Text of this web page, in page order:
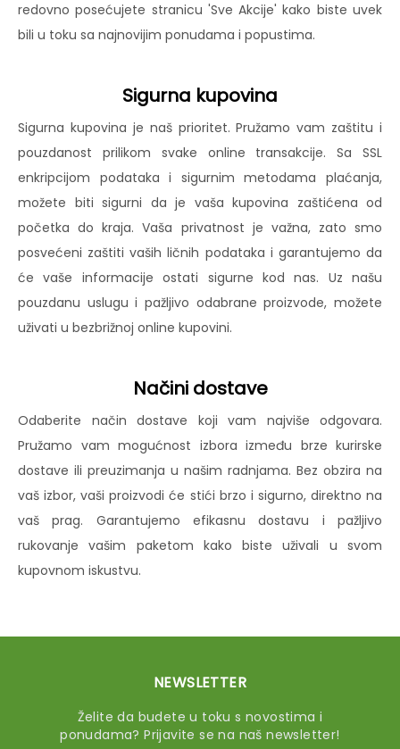
redovno posećujete stranicu 'Sve Akcije' kako biste uvek
bili u toku sa najnovijim ponudama i popustima.
Sigurna kupovina
Sigurna kupovina je naš prioritet. Pružamo vam zaštitu i
pouzdanost prilikom svake online transakcije. Sa SSL
enkripcijom podataka i sigurnim metodama plaćanja,
možete biti sigurni da je vaša kupovina zaštićena od
početka do kraja. Vaša privatnost je važna, zato smo
posvećeni zaštiti vaših ličnih podataka i garantujemo da
će vaše informacije ostati sigurne kod nas. Uz našu
pouzdanu uslugu i pažljivo odabrane proizvode, možete
uživati u bezbrižnoj online kupovini.
Načini dostave
Odaberite način dostave koji vam najviše odgovara.
Pružamo vam mogućnost izbora između brze kurirske
dostave ili preuzimanja u našim radnjama. Bez obzira na
vaš izbor, vaši proizvodi će stići brzo i sigurno, direktno na
vaš prag. Garantujemo efikasnu dostavu i pažljivo
rukovanje vašim paketom kako biste uživali u svom
kupovnom iskustvu.
NEWSLETTER
Želite da budete u toku s novostima i
ponudama? Prijavite se na naš newsletter!